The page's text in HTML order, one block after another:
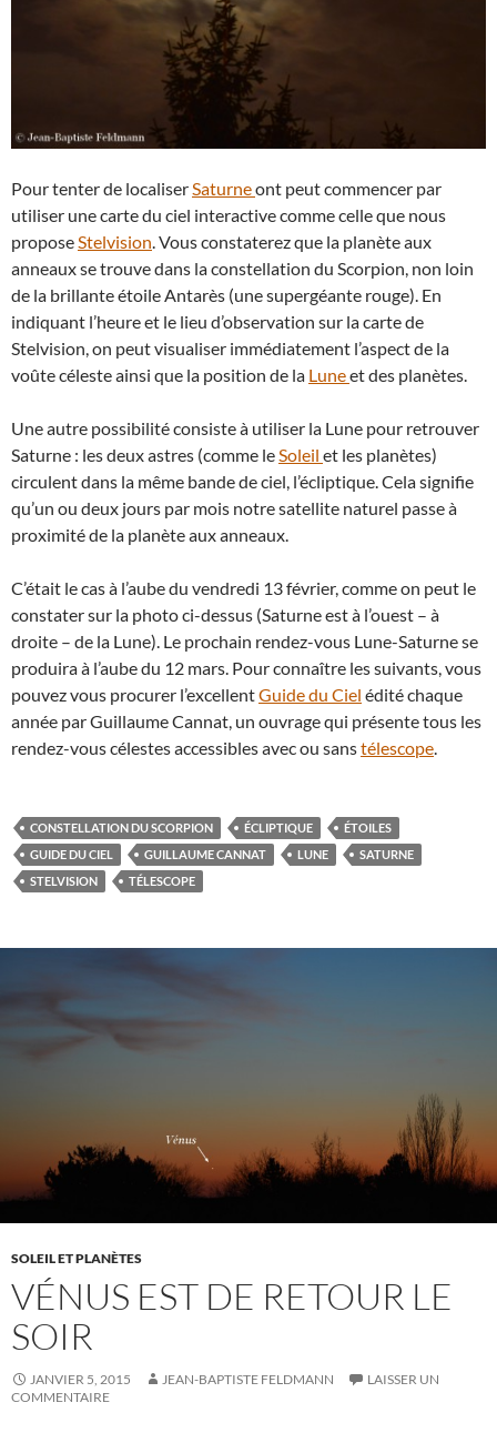
Pour tenter de localiserSaturneont peut commencer par
utiliser une carte du ciel interactive comme celle que nous
proposeStelvision. Vous constaterez que la planète aux
anneaux se trouve dans la constellation du Scorpion, non loin
de la brillante étoile Antarès (une supergéante rouge). En
indiquant l’heure et le lieu d’observation sur la carte de
Stelvision, on peut visualiser immédiatement l’aspect de la
voûte céleste ainsi que la position de la Luneet des planètes.
Une autre possibilité consiste à utiliser la Lune pour retrouver
Saturne : les deux astres (comme leSoleil et les planètes)
circulent dans la même bande de ciel, l’écliptique. Cela signifie
qu’un ou deux jours par mois notre satellite naturel passe à
proximité de la planète aux anneaux.
C’était le cas à l’aube du vendredi 13 février, comme on peut le
constater sur la photo ci-dessus (Saturne est à l’ouest – à
droite – de la Lune). Le prochain rendez-vous Lune-Saturne se
produira à l’aube du 12 mars. Pour connaître les suivants, vous
pouvez vous procurer l’excellentGuide du Ciel édité chaque
année par Guillaume Cannat, un ouvrage qui présente tous les
rendez-vous célestes accessibles avec ou sanstélescope.
CONSTELLATION DU SCORPION ÉCLIPTIQUE
ÉTOILES
GUIDE DU CIEL
GUILLAUME CANNAT LUNE
SATURNE
STELVISION
TÉLESCOPE
SOLEIL ET PLANÈTES
VÉNUS EST DE RETOUR LE
SOIR
JANVIER 5, 2015 JEAN-BAPTISTE FELDMANN
LAISSER UN
COMMENTAIRE